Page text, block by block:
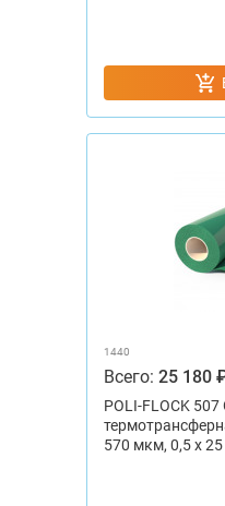
1440
Всего: 25 180
POLI-FLOCK 507
570 мкм, 0,5 x